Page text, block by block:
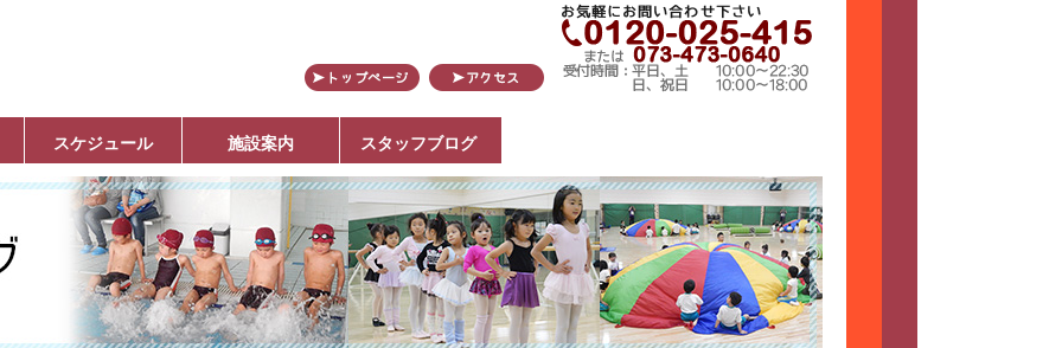
スケジュール 施設案内 スタッフブログ